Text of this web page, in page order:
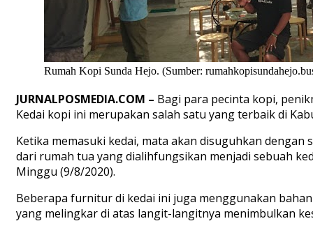
Rumah Kopi Sunda Hejo. (Sumber:
JURNALPOSMEDIA.COM – Bagi para pecinta kopi,
Kedai kopi ini merupakan salah satu yang terbaik di
Ketika memasuki kedai, mata akan disuguhkan
dari rumah tua yang dialihfungsikan menjadi sebuah
Minggu (9/8/2020).
Beberapa furnitur di kedai ini juga menggunakan
yang melingkar di atas langit-langitnya menimbulkan